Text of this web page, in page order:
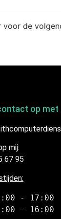
de
op met
mij:
67 95
- 17:00
- 16:00